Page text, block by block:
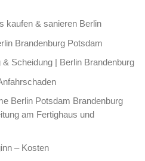
kaufen & sanieren Berlin
Brandenburg Potsdam
Scheidung | Berlin Brandenburg
Berlin Potsdam Brandenburg
am Fertighaus und
– Kosten